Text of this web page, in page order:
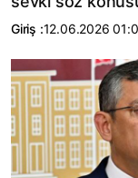
Giriş :12.06.2026